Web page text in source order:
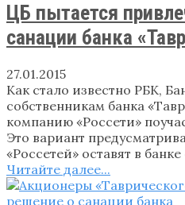
ЦБ пытается
санации банка
27.01.2015
Как стало известно РБК,
собственникам банка
компанию «Россети»
Это вариант
«Россетей» оставят в
Читайте далее...